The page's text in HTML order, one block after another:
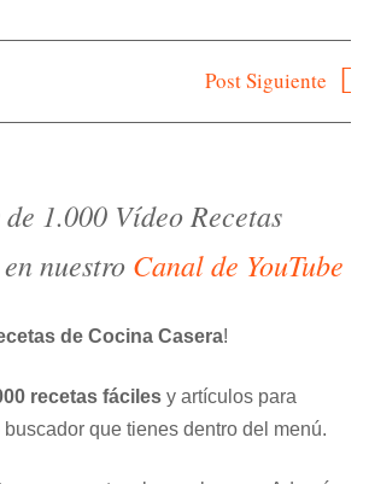
Post Siguiente
de 1.000 Vídeo Recetas
nuestro Canal de YouTube
de Cocina Casera!
recetas fáciles y artículos para
que tienes dentro del menú.